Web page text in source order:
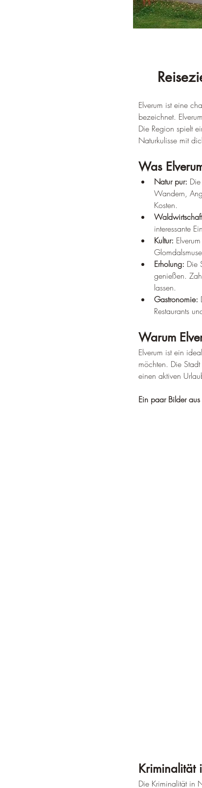
Elverum ist eine
bezeichnet.
Die Region spielt
Naturkulisse mit
Was
Natur pur:
Wandern,
Kosten.
interessante
Kultur:
Erholung: Die
genießen.
lassen.
Gastronomie:
Restaurants
Warum
Elverum ist ein
möchten. Die
einen aktiven
Ein paar Bilder aus
Kriminalität
Die Kriminalität in